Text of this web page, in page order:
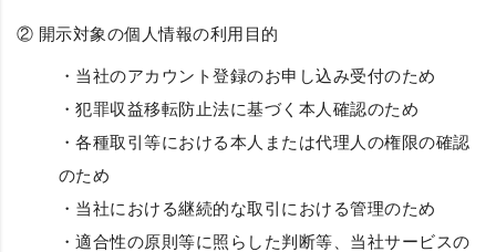
② 開示対象の個人情報の利用目的
・当社のアカウント登録のお申し込み受付のため
・犯罪収益移転防止法に基づく本人確認のため
・各種取引等における本人または代理人の権限の確認
のため
・当社における継続的な取引における管理のため
・適合性の原則等に照らした判断等、当社サービスの